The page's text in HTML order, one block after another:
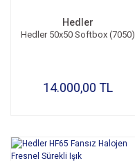
Hedler
Hedler 50x50 Softbox (7050)
14.000,00 TL